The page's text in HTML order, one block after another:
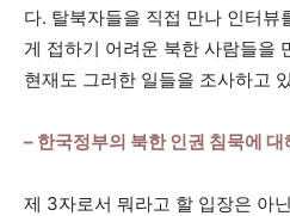
다. 탈북자들을 직접 만나 인터뷰
게 접하기 어려운 북한 사람들을
현재도 그러한 일들을 조사하고
– 한국정부의 북한 인권 침묵에
제 3자로서 뭐라고 할 입장은 아